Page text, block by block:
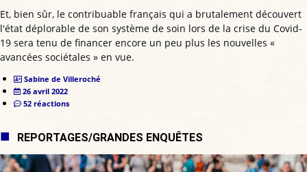
Et, bien sûr, le contribuable français qui a brutalement découvert
l'état déplorable de son système de soin lors de la crise du Covid-
19 sera tenu de financer encore un peu plus les nouvelles «
avancées sociétales » en vue.
Sabine de Villeroché
26 avril 2022
52 réactions
REPORTAGES/GRANDES ENQUÊTES